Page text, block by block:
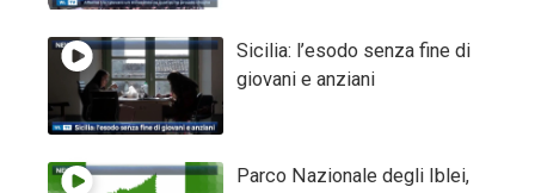
Sicilia: l’esodo senza fine di
giovani e anziani
Parco Nazionale degli Iblei,